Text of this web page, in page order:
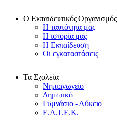
Ο Εκπαιδευτικός Οργανισμός
Η ταυτότητα μας
Η ιστορία μας
Η Εκπαίδευση
Οι εγκαταστάσεις
Τα Σχολεία
Νηπιαγωγείο
Δημοτικό
Γυμνάσιο - Λύκειο
Ε.Α.Τ.Ε.Κ.